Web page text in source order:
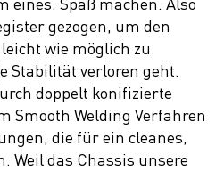
gezogen, um den
wie möglich zu
Stabilität verloren geht.
doppelt konifizierte
Smooth Welding Verfahren
die für ein cleanes,
Weil das Chassis unsere